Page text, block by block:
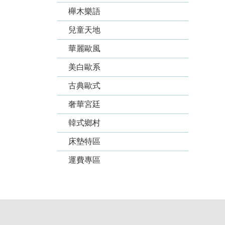
櫸木樂語
兒童天地
華麗歐風
美白歐系
古典歐式
奢華宮廷
韓式鄉村
床墊特區
運費專區